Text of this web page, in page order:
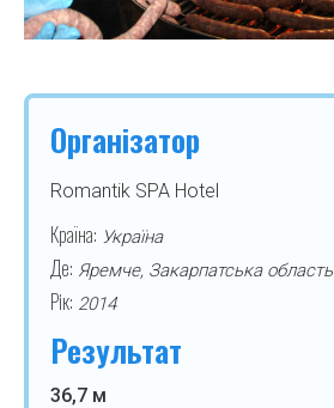
Організатор
Romantik SPA Hotel
Країна: Україна
Де: Яремче, Закарпатська область
Рік: 2014
Результат
36,7 м